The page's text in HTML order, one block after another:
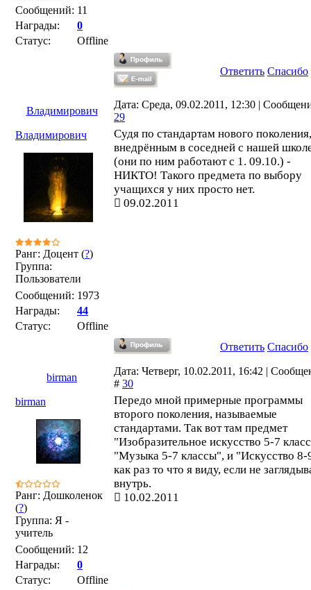
Сообщений: 11
Награды:
0
Статус:
Offline
Ответить Спасибо
Владимирович
Дата: Среда, 09.02.2011, 12:30 |
29
Владимирович
Ранг: Доцент (?)
Группа:
Пользователи
Сообщений: 1973
Награды:
44
Статус:
Offline
Судя по стандартам нового поколения,
внедрённым в соседней с нашей
(они по ним работают с 1. 09.10.) -
НИКТО! Такого предмета по выбору
учащихся у них просто нет.
09.02.2011
Ответить Спасибо
birman
Дата: Четверг, 10.02.2011, 16:42 |
# 30
birman
Ранг: Дошколенок
(?)
Группа: Я -
учитель
Сообщений: 12
Награды:
0
Статус:
Offline
Передо мной примерные программы
второго поколения, называемые
стандартами. Так вот там предмет
"Изобразительное искусство 5-7
"Музыка 5-7 классы", и "Искусство 8-
как раз то что я виду, если не
внутрь.
10.02.2011